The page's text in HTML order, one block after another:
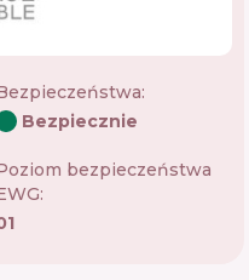
:
Bezpiecznie
bezpieczeństwa